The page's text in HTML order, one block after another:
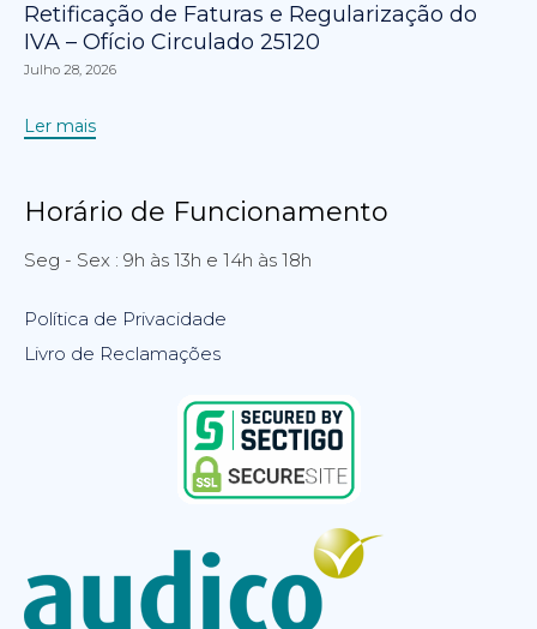
Retificação de Faturas e Regularização do
IVA – Ofício Circulado 25120
Julho 28, 2026
Ler mais
Horário de Funcionamento
Seg - Sex : 9h às 13h e 14h às 18h
Política de Privacidade
Livro de Reclamações